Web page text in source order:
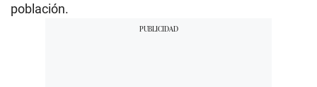
población.